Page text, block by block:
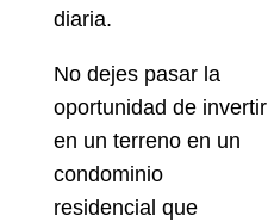
diaria.
No dejes pasar la
oportunidad de invertir
en un terreno en un
condominio
residencial que